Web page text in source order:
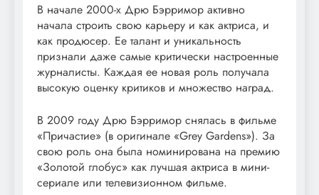
В начале 2000-х Дрю Бэрримор активно
начала строить свою карьеру и как актриса, и
как продюсер. Ее талант и уникальность
признали даже самые критически настроенные
журналисты. Каждая ее новая роль получала
высокую оценку критиков и множество наград.
В 2009 году Дрю Бэрримор снялась в фильме
«Причастие» (в оригинале «Grey Gardens»). За
свою роль она была номинирована на премию
«Золотой глобус» как лучшая актриса в мини-
сериале или телевизионном фильме.